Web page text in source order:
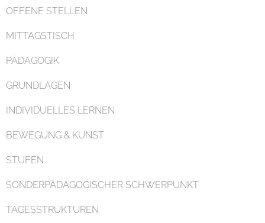
Organisation
OFFENE STELLEN
MITTAGSTISCH
PÄDAGOGIK
GRUNDLAGEN
INDIVIDUELLES LERNEN
BEWEGUNG & KUNST
STUFEN
SONDERPÄDAGOGISCHER SCHWERPUNKT
TAGESSTRUKTUREN